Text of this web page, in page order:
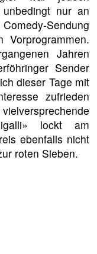
nur an
Sendung
Jahren
Sender
dieser Tage mit
zufrieden
lockt am
ebenfalls nicht
roten Sieben.